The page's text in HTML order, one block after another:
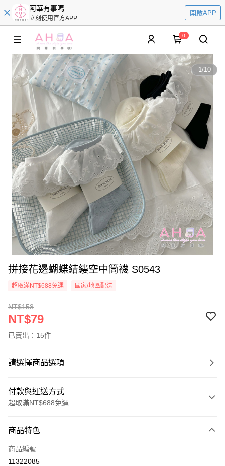
阿華有事嗎
立刻使用官方APP
開啟APP
0
1/10
拼接花邊蝴蝶結縷空中筒襪 S0543
超取滿NT$688免運 國家/地區配送
NT$158
NT$79
已賣出：15件
請選擇商品選項
付款與運送方式
超取滿NT$688免運
信用卡一次付款
超商取貨付款
商品特色
商品編號
11322085